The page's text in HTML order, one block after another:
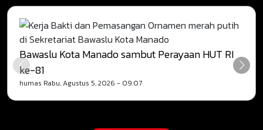
Bawaslu Kota Manado sambut Perayaan HUT RI
ke-81
humas Rabu, Agustus 5, 2026 - 09:07